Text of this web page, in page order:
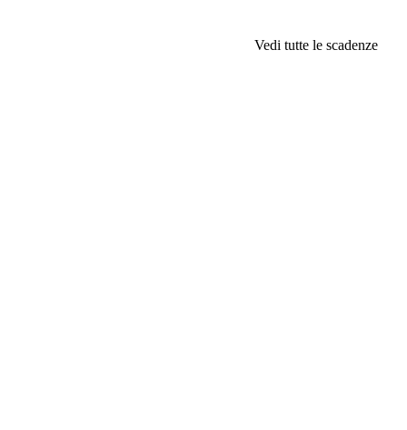
Vedi tutte le scadenze